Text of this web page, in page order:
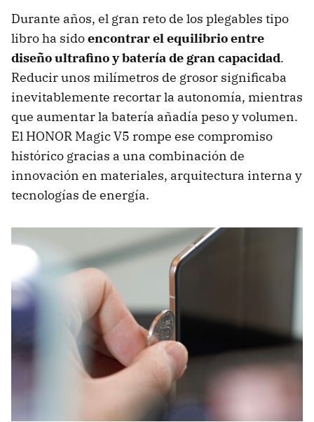
Durante años, el gran reto de los plegables tipo
libro ha sidoencontrar el equilibrio entre
diseño ultrafino y batería de gran capacidad.
Reducir unos milímetros de grosor significaba
inevitablemente recortar la autonomía, mientras
que aumentar la batería añadía peso y volumen.
El HONOR Magic V5 rompe ese compromiso
histórico gracias a una combinación de
innovación en materiales, arquitectura interna y
tecnologías de energía.